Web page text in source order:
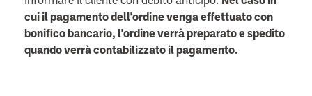
cui il pagamento dell'ordine venga effettuato con
bonifico bancario, l'ordine verrà preparato e spedito
quando verrà contabilizzato il pagamento.